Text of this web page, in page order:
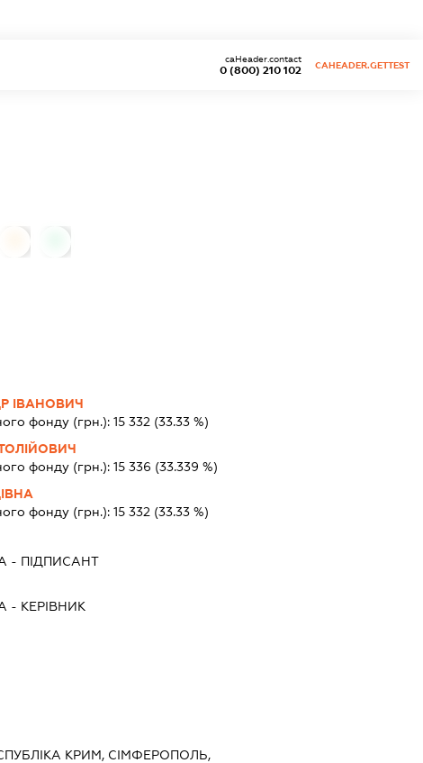
0 (800) 210 102
caHeader.contact
CAHEADER.GETTEST
ІВАНОВИЧ
фонду (грн.): 15 332 (33.33 %)
фонду (грн.): 15 336 (33.339 %)
фонду (грн.): 15 332 (33.33 %)
- ПІДПИСАНТ
- КЕРІВНИК
КРИМ, СІМФЕРОПОЛЬ,